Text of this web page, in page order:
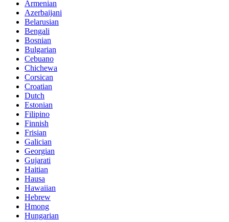
Armenian
Azerbaijani
Belarusian
Bengali
Bosnian
Bulgarian
Cebuano
Chichewa
Corsican
Croatian
Dutch
Estonian
Filipino
Finnish
Frisian
Galician
Georgian
Gujarati
Haitian
Hausa
Hawaiian
Hebrew
Hmong
Hungarian